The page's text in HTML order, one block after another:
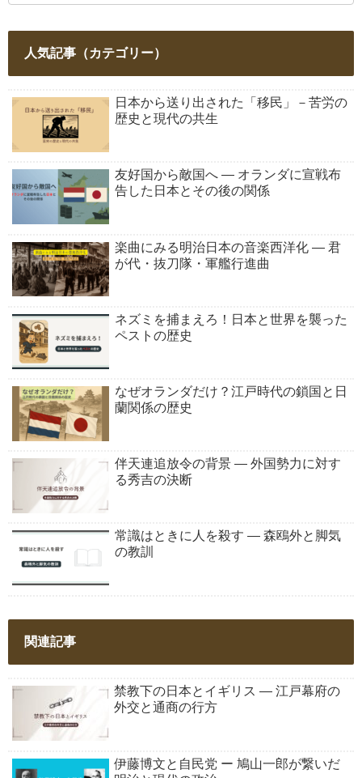
人気記事（カテゴリー）
日本から送り出された「移民」－苦労の
歴史と現代の共生
友好国から敵国へ ― オランダに宣戦布
告した日本とその後の関係
楽曲にみる明治日本の音楽西洋化 ― 君
が代・抜刀隊・軍艦行進曲
ネズミを捕まえろ！日本と世界を襲った
ペストの歴史
なぜオランダだけ？江戸時代の鎖国と日
蘭関係の歴史
伴天連追放令の背景 ― 外国勢力に対す
る秀吉の決断
常識はときに人を殺す ― 森鴎外と脚気
の教訓
関連記事
禁教下の日本とイギリス ― 江戸幕府の
外交と通商の行方
伊藤博文と自民党 ー 鳩山一郎が繋いだ